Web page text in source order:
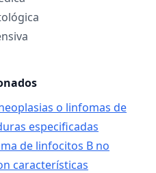
o linfomas de
especificadas
de linfocitos B no
características